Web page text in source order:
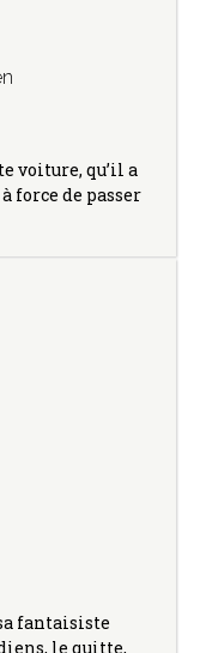
voiture, qu’il a
force de passer
fantaisiste
le quitte,